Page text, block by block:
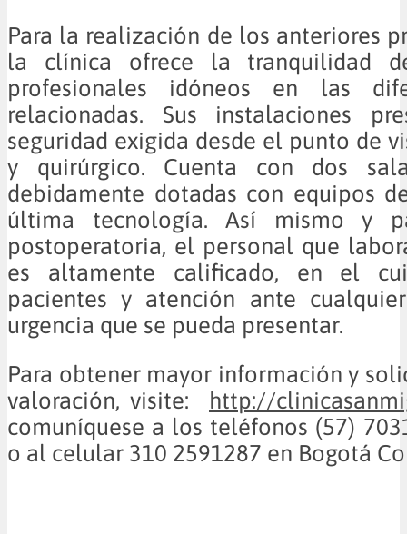
Para la realización de los anteriores
la clínica ofrece la tranquilidad
profesionales idóneos en las
relacionadas. Sus instalaciones
seguridad exigida desde el punto de
y quirúrgico. Cuenta con dos
debidamente dotadas con equipos
última tecnología. Así mismo y
postoperatoria, el personal que
es altamente calificado, en el
pacientes y atención ante
urgencia que se pueda presentar.
Para obtener mayor información y
valoración, visite: http://
comuníquese a los teléfonos (57)
o al celular 310 2591287 en Bogotá